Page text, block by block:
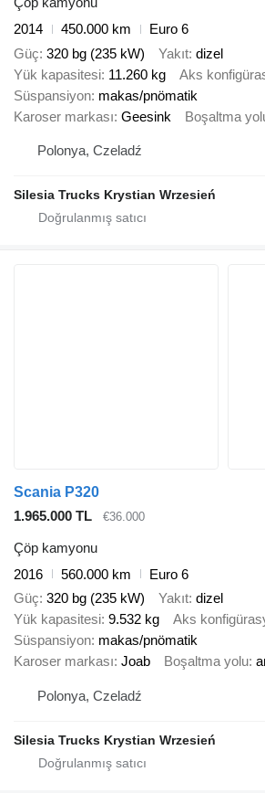
2014
450.000 km
Euro 6
Güç 320 bg (235 kW) Yakıt dizel
Yük kapasitesi 11.260 kg Aks
Süspansiyon makas/pnömatik
Karoser markası Geesink Boşaltma
Polonya, Czeladź
Silesia Trucks Krystian Wrzesień
Scania P320
1.965.000 TL
€36.000
Çöp kamyonu
2016
560.000 km
Euro 6
Güç 320 bg (235 kW) Yakıt dizel
Yük kapasitesi 9.532 kg Aks
Süspansiyon makas/pnömatik
Karoser markası Joab Boşaltma yolu
Polonya, Czeladź
Silesia Trucks Krystian Wrzesień